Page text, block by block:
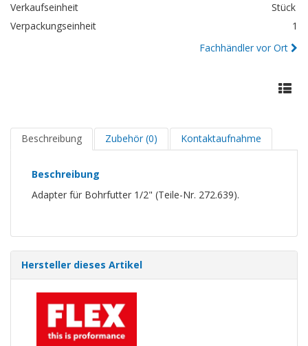
Verkaufseinheit
Stück
Verpackungseinheit
1
Fachhändler vor Ort
Beschreibung Zubehör (0) Kontaktaufnahme
Beschreibung
Adapter für Bohrfutter 1/2" (Teile-Nr. 272.639).
Hersteller dieses Artikel